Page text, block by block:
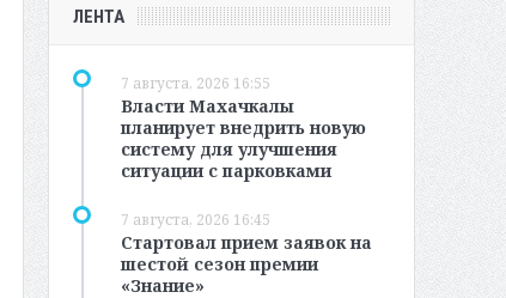
ЛЕНТА
7 августа, 2026 16:55
Власти Махачкалы
планирует внедрить новую
систему для улучшения
ситуации с парковками
7 августа, 2026 16:45
Стартовал прием заявок на
шестой сезон премии
«Знание»